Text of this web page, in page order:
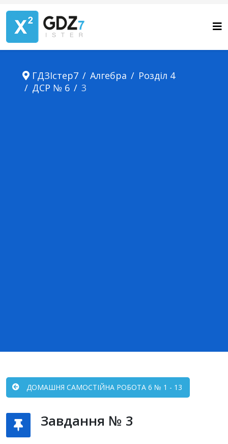
ГДЗІстер7 Алгебра
Розділ 4
ДСР № 6
3
ДОМАШНЯ САМОСТІЙНА РОБОТА 6 № 1 - 13
Завдання № 3